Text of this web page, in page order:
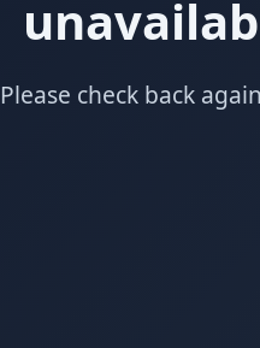
Please check back